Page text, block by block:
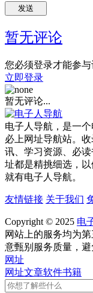
暂无评论
您必须登录才能参与
立即登录
暂无评论...
电子人导航，是一
必上网址导航站。
讯、学习资源、必
址都是精挑细选，
就有电子人导航。
友情链接 关于我们
Copyright © 2025 电
网站上的服务均为
意甄别服务质量，
网址
网址文章软件书籍